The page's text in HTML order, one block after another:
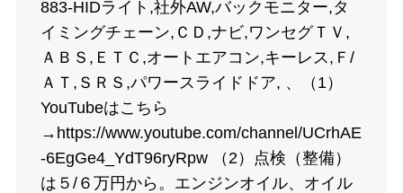
883-HIDライト,社外AW,バックモニター,タ
イミングチェーン,ＣＤ,ナビ,ワンセグＴＶ,
ＡＢＳ,ＥＴＣ,オートエアコン,キーレス,Ｆ/
ＡＴ,ＳＲＳ,パワースライドドア, 、（1）
YouTubeはこちら
→https://www.youtube.com/channel/UCrhAE
-6EgGe4_YdT96ryRpw （2）点検（整備）
は５/６万円から。エンジンオイル、オイル